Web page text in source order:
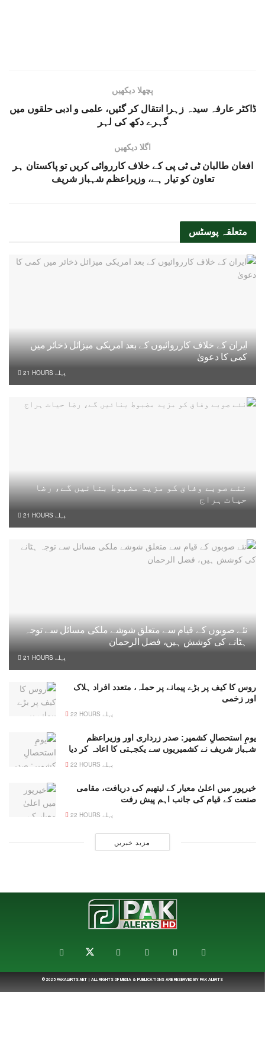
پچھلا دیکھیں
ڈاکٹر عارفہ سیدہ زہرا انتقال کر گئیں، علمی و ادبی حلقوں میں
گہرے دکھ کی لہر
اگلا دیکھیں
افغان طالبان ٹی ٹی پی کے خلاف کارروائی کریں تو پاکستان ہر
تعاون کو تیار ہے، وزیراعظم شہباز شریف
متعلقہ پوسٹس
ایران کے خلاف کارروائیوں کے بعد امریکی میزائل ذخائر میں
کمی کا دعویٰ
21 HOURS پہلے
نئے صوبے وفاق کو مزید مضبوط بنائیں گے، رضا
حیات ہراج
21 HOURS پہلے
نئے صوبوں کے قیام سے متعلق شوشے ملکی مسائل سے توجہ
ہٹانے کی کوشش ہیں، فضل الرحمان
21 HOURS پہلے
روس کا کیف پر بڑے پیمانے پر حملہ، متعدد افراد ہلاک
اور زخمی
22 HOURS پہلے
یومِ استحصالِ کشمیر: صدر زرداری اور وزیراعظم
شہباز شریف نے کشمیریوں سے یکجہتی کا اعادہ کر دیا
22 HOURS پہلے
خیرپور میں اعلیٰ معیار کے لیتھیم کی دریافت، مقامی
صنعت کے قیام کی جانب اہم پیش رفت
22 HOURS پہلے
مزید خبریں
© 2025 PAKALERTS.NET| ALL RIGHTS OF MEDIA & PUBLICATIONS ARE RESERVED BY PAK ALERTS